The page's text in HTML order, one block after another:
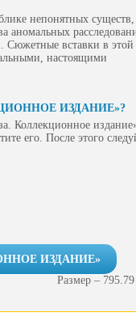
непонятных существ,
аномальных
Сюжетные вставки в этой
настоящими
ИЗДАНИЕ»?
Коллекционное
его. После этого
ИЗДАНИЕ»
Размер –